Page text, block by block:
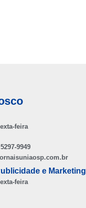
feira
9949
e Marketing
feira